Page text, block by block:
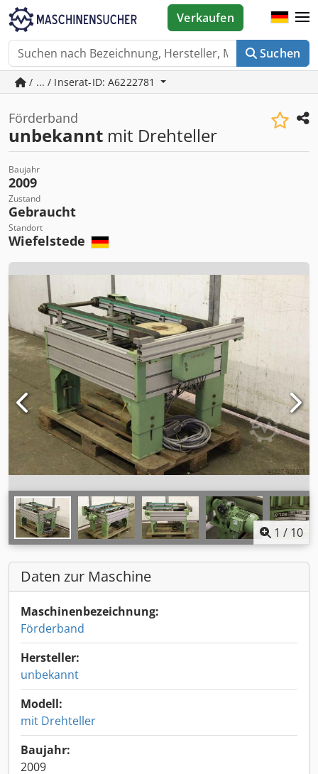
Suchen
Verkaufen
/ ... / Inserat-ID: A6222781
Förderband
unbekannt mit Drehteller
Baujahr
2009
Zustand
Gebraucht
Standort
Wiefelstede
1 / 10
Daten zur Maschine
Maschinenbezeichnung:
Förderband
Hersteller:
unbekannt
Modell:
mit Drehteller
Baujahr:
2009